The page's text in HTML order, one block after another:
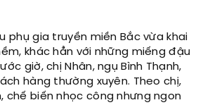
phụ gia truyền miền Bắc vừa khai
khác hẳn với những miếng đậu
giờ, chị Nhân, ngụ Bình Thạnh,
hàng thường xuyên. Theo chị,
chế biến nhọc công nhưng ngon